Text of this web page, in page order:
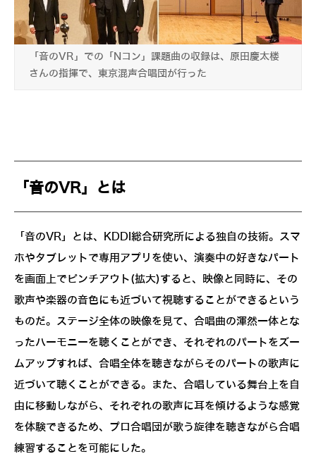
「音のVR」での「Nコン」課題曲の収録は、原田慶太楼
さんの指揮で、東京混声合唱団が行った
「音のVR」とは
「音のVR」とは、KDDI総合研究所による独自の技術。スマ
ホやタブレットで専用アプリを使い、演奏中の好きなパート
を画面上でピンチアウト(拡大)すると、映像と同時に、その
歌声や楽器の音色にも近づいて視聴することができるという
ものだ。ステージ全体の映像を見て、合唱曲の渾然一体とな
ったハーモニーを聴くことができ、それぞれのパートをズー
ムアップすれば、合唱全体を聴きながらそのパートの歌声に
近づいて聴くことができる。また、合唱している舞台上を自
由に移動しながら、それぞれの歌声に耳を傾けるような感覚
を体験できるため、プロ合唱団が歌う旋律を聴きながら合唱
練習することを可能にした。